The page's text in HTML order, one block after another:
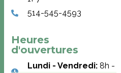
514-545-4593
Heures
d'ouvertures
Lundi - Vendredi:8h -